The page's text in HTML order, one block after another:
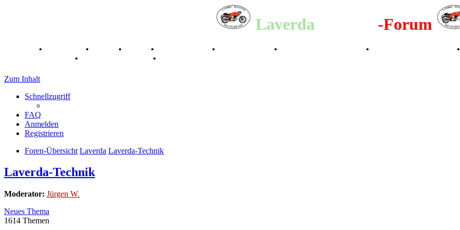
Laverda -Forum
• • • • • • • •
• •
Zum Inhalt
Schnellzugriff
FAQ
Anmelden
Registrieren
Foren-Übersicht Laverda Laverda-Technik
Laverda-Technik
Moderator: Jürgen W.
Neues Thema
1614 Themen